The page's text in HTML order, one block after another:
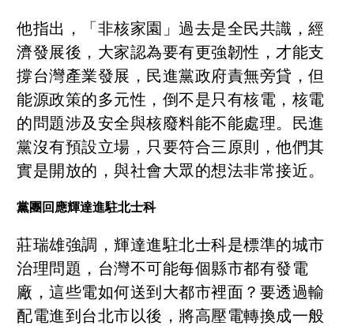
他指出，「非核家園」過去是全民共識，經
濟發展後，大家認為要有更強韌性，才能支
撐台灣產業發展，民進黨政府責無旁貸，但
能源政策的多元性，倒不是只有核電，核電
的問題涉及安全與核廢料能不能處理。民進
黨沒有預設立場，只要符合三原則，他們其
實是開放的，與社會大眾的想法非常接近。
黨團回應輝達進駐北士科
莊瑞雄強調，輝達進駐北士科是標準的城市
治理問題，台灣不可能每個縣市都有發電
廠，這些電如何送到大都市裡面？要透過輸
配電進到台北市以後，將高壓電轉換成一般